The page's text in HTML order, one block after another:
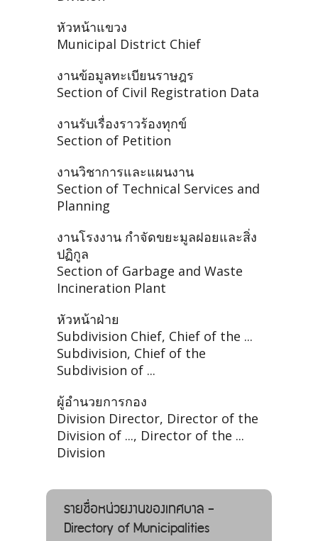
หัวหน้าแขวง
Municipal District Chief
งานข้อมูลทะเบียนราษฎร
Section of Civil Registration Data
งานรับเรื่องราวร้องทุกข์
Section of Petition
งานวิชาการและแผนงาน
Section of Technical Services and
Planning
งานโรงงาน กำจัดขยะมูลฝอยและสิ่ง
ปฏิกูล
Section of Garbage and Waste
Incineration Plant
หัวหน้าฝ่าย
Subdivision Chief, Chief of the ...
Subdivision, Chief of the
Subdivision of ...
ผู้อำนวยการกอง
Division Director, Director of the
Division of ..., Director of the ...
Division
รายชื่อหน่วยงานของเทศบาล -
Directory of Municipalities